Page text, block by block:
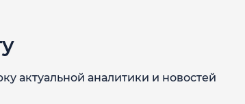
актуальной аналитики и новостей